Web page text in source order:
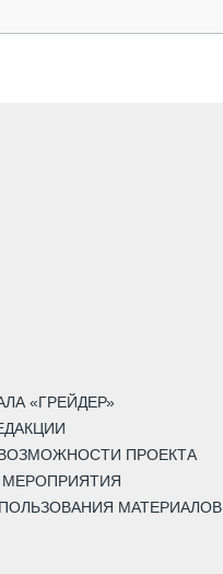
«ГРЕЙДЕР»
ПРОЕКТА
МАТЕРИАЛОВ